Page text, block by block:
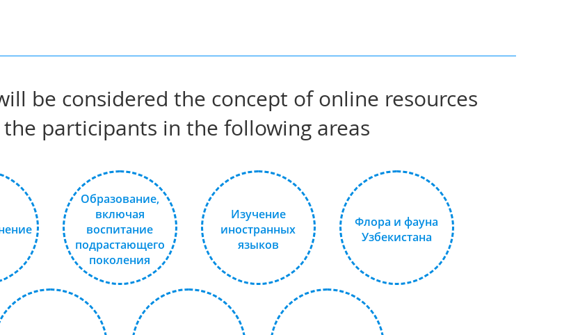
be considered the concept of online resources
participants in the following areas
Образование,
включая
воспитание
подрастающего
поколения
Изучение
иностранных
языков
Флора и фауна
Узбекистана